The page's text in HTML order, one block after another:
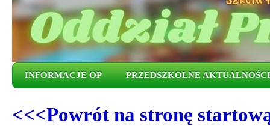
INFORMACJE OP PRZEDSZKOLNE AKTUALNOŚCI
<<<Powrót na stronę